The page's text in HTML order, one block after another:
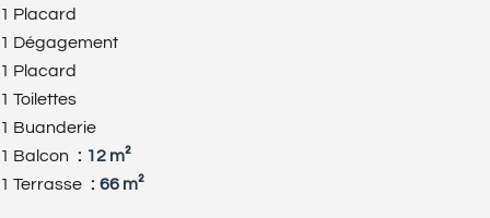
1 Placard
1 Dégagement
1 Placard
1 Toilettes
1 Buanderie
1 Balcon
12 m²
1 Terrasse
66 m²